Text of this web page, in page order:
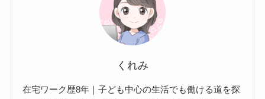
くれみ
在宅ワーク歴8年｜子ども中心の生活でも働ける道を探